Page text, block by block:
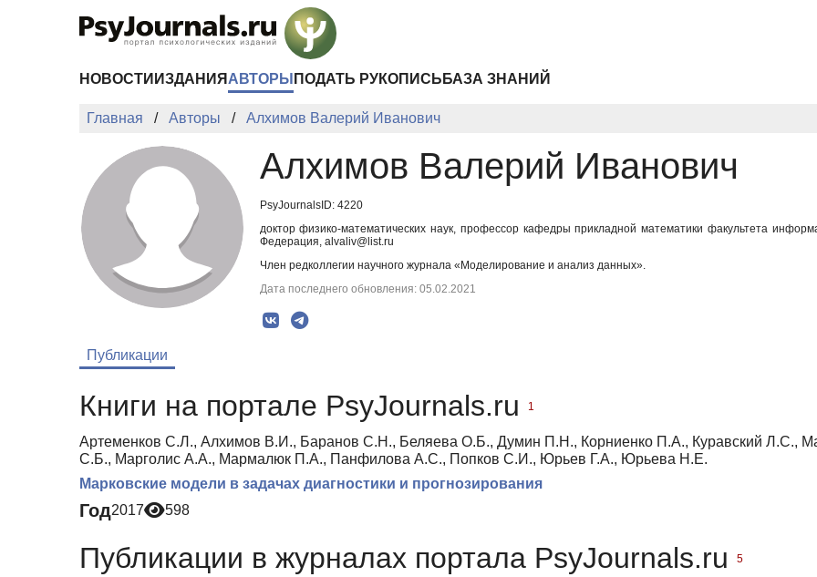
НОВОСТИ ИЗДАНИЯ АВТОРЫ ПОДАТЬ РУКОПИСЬ БАЗА ЗНАНИЙ
Главная Авторы Алхимов Валерий Иванович
Алхимов Валерий Иванович
PsyJournalsID: 4220
доктор физико-математических наук, профессор кафедры прикладной математики факультета
Федерация, alvaliv@list.ru
Член редколлегии научного журнала «Моделирование и анализ данных».
Дата последнего обновления: 05.02.2021
Публикации
Книги на портале PsyJournals.ru 1
Артеменков С.Л., Алхимов В.И., Баранов С.Н., Беляева О.Б., Думин П.Н., Корниенко П.А., Куравский Л.С.,
С.Б., Марголис А.А., Мармалюк П.А., Панфилова А.С., Попков С.И., Юрьев Г.А., Юрьева Н.Е.
Марковские модели в задачах диагностики и прогнозирования
Год2017 598
Публикации в журналах портала PsyJournals.ru 5